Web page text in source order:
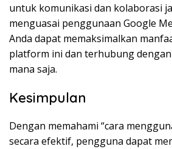
untuk komunikasi dan kolaborasi
menguasai penggunaan Google
Anda dapat memaksimalkan
platform ini dan terhubung
mana saja.
Kesimpulan
Dengan memahami “cara
secara efektif, pengguna dapat